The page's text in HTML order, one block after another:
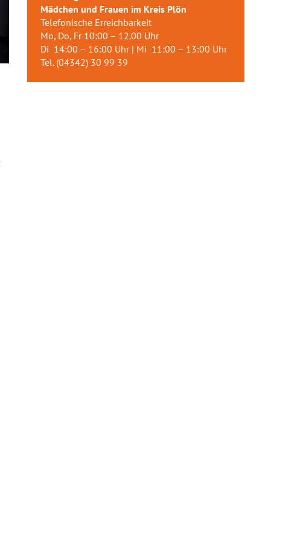
Mädchen und Frauen im Kreis Plön
Telefonische Erreichbarkeit
Mo, Do, Fr 10:00 – 12.00 Uhr
Di 14:00 – 16:00 Uhr | Mi 11:00 – 13:00 Uhr
Tel. (04342) 30 99 39